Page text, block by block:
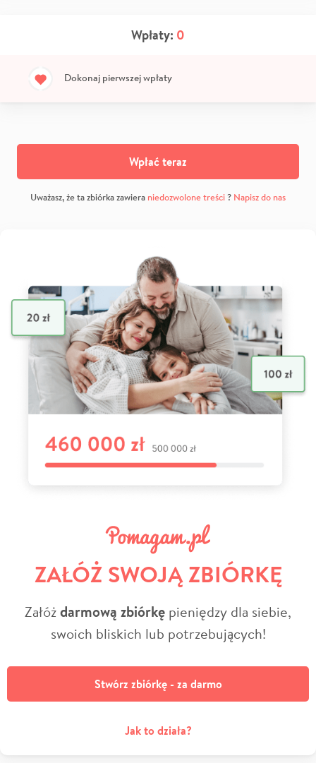
Wpłaty: 0
Dokonaj pierwszej wpłaty
Wpłać teraz
Uważasz, że ta zbiórka zawiera niedozwolone treści? Napisz do nas
ZAŁÓŻ SWOJĄ ZBIÓRKĘ
Załóżdarmową zbiórkę pieniędzy dla siebie,
swoich bliskich lub potrzebujących!
Stwórz zbiórkę - za darmo
Jak to działa?